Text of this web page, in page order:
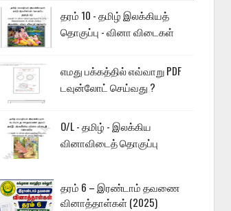
தரம் 10 - தமிழ் இலக்கியத்
தொகுப்பு - வினா விடைகள்
எமது பக்கத்தில் எவ்வாறு PDF
டவுன்லோட் செய்வது ?
O/L - தமிழ் - இலக்கிய
வினாவிடைத் தொகுப்பு
தரம் 6 – இரண்டாம் தவணை
வினாத்தாள்கள் (2025)